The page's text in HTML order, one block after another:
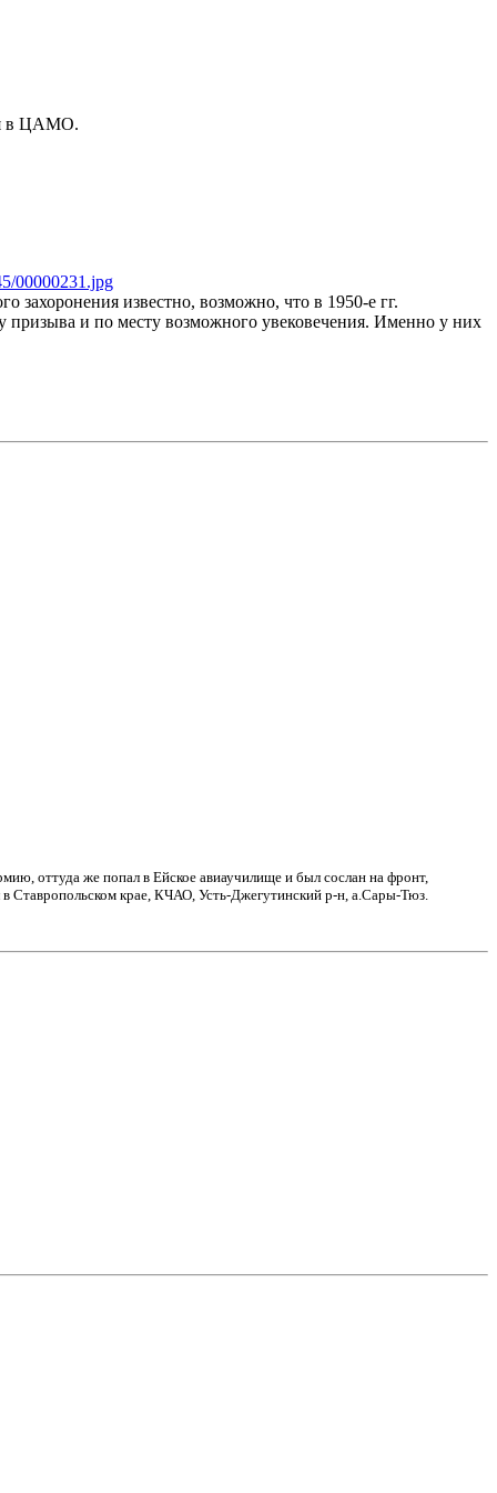
в ЦАМО.
00000231.jpg
известно, возможно, что в 1950-е гг.
призыва и по месту возможного увековечения. Именно у них
оттуда же попал в Ейское авиаучилище и был сослан на фронт,
Ставропольском крае, КЧАО, Усть-Джегутинский р-н, а.Сары-Тюз.